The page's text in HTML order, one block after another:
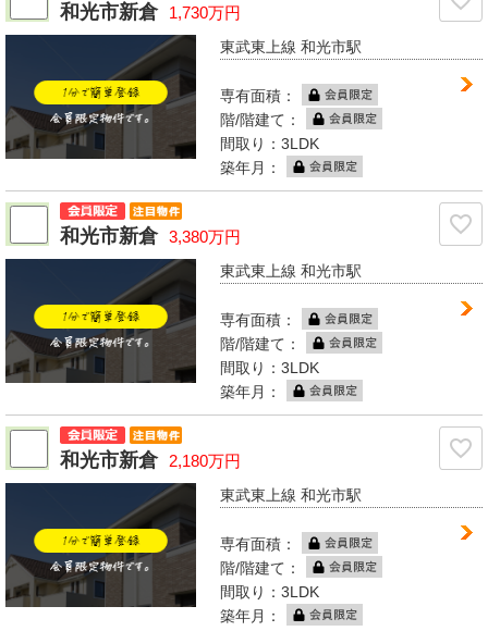
和光市新倉 1,730万円
東武東上線 和光市駅
専有面積：
階/階建て：
間取り：3LDK
築年月：
和光市新倉 3,380万円
東武東上線 和光市駅
専有面積：
階/階建て：
間取り：3LDK
築年月：
和光市新倉 2,180万円
東武東上線 和光市駅
専有面積：
階/階建て：
間取り：3LDK
築年月：